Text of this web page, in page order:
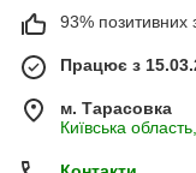
93% позитивних з
Працює з
м. Тарасовка
Київська